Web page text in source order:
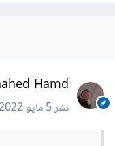
Hamd
نشر5 مايو 2022